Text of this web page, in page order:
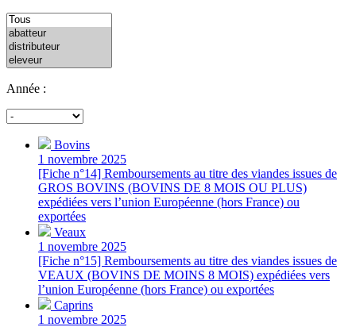
Année :
Bovins
1 novembre 2025
[Fiche n°14] Remboursements au titre des viandes issues de
GROS BOVINS (BOVINS DE 8 MOIS OU PLUS)
expédiées vers l’union Européenne (hors France) ou
exportées
Veaux
1 novembre 2025
[Fiche n°15] Remboursements au titre des viandes issues de
VEAUX (BOVINS DE MOINS 8 MOIS) expédiées vers
l’union Européenne (hors France) ou exportées
Caprins
1 novembre 2025